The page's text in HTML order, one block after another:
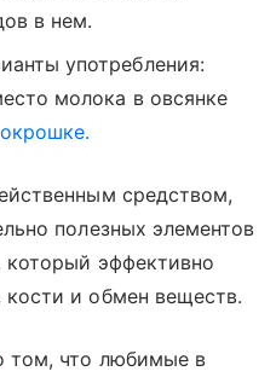
в нем.
употребления:
молока в овсянке
окрошке.
средством,
полезных элементов
который эффективно
и обмен веществ.
том, что любимые в